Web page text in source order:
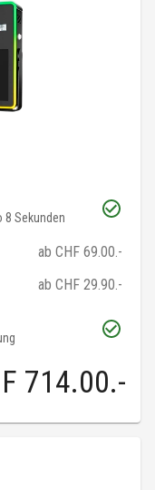
8 Sekunden
ab CHF 69.00.-
ab CHF 29.90.-
714.00.-